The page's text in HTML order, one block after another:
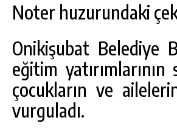
Noter huzurundaki
Onikişubat Belediye
eğitim
çocukların ve
vurguladı.